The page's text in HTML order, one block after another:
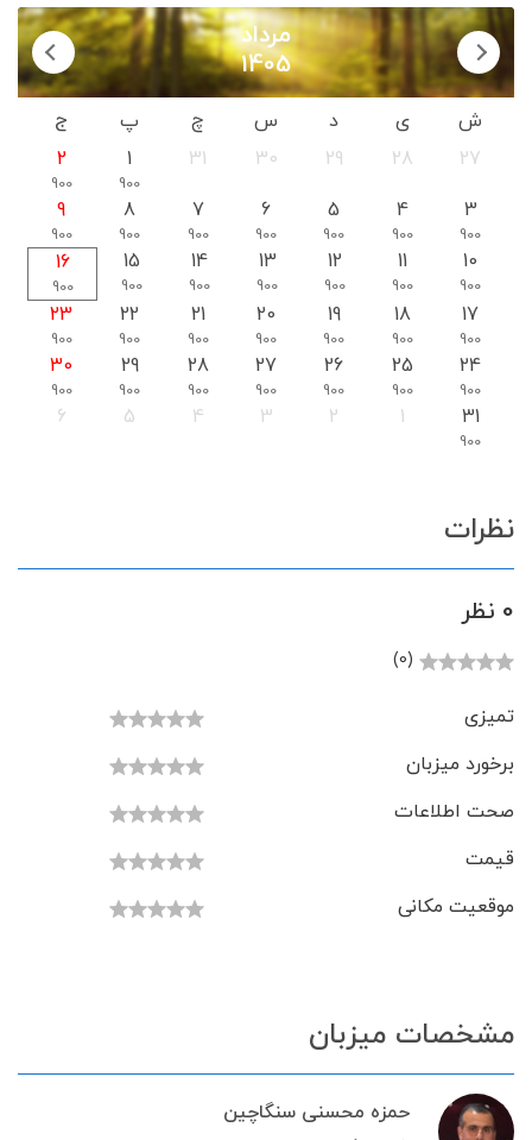
مرداد
1405
ش ی د س چ پ
ج
27
28
29
30
31
1
900
2
900
3
900
4
900
5
900
6
900
7
900
8
900
9
900
10
900
11
900
12
900
13
900
14
900
15
900
16
900
17
900
18
900
19
900
20
900
21
900
22
900
23
900
24
900
25
900
26
900
27
900
28
900
29
900
30
900
31
900
1
2
3
4
5
6
نظرات
0 نظر
(0)
تمیزی
برخورد میزبان
صحت اطلاعات
قیمت
موقعیت مکانی
مشخصات میزبان
حمزه محسنی سنگاچین